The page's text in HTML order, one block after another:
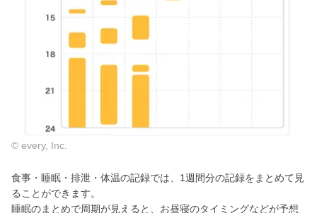
© every, Inc.
食事・睡眠・排泄・体温の記録では、1週間分の記録をまとめて見
ることができます。
睡眠のまとめで周期が見えると、お昼寝のタイミングなどが予想